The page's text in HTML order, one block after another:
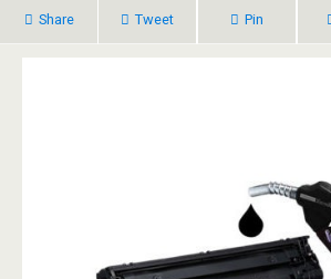
Share Tweet Pin